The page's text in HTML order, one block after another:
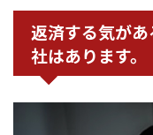
返済する気が
社はあります。